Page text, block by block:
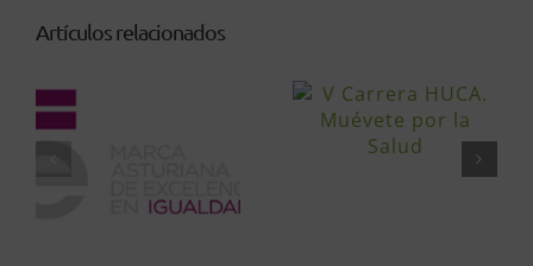
Artículos relacionados